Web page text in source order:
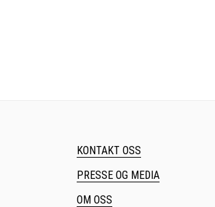
KONTAKT OSS
PRESSE OG MEDIA
OM OSS